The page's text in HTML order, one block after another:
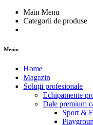
Main Menu
Categorii de produse
Meniu
Home
Magazin
Soluții profesionale
Echipamente
Dale premium
Sport &